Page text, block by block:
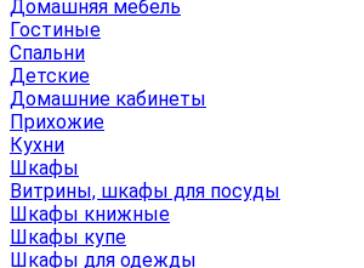
Домашняя мебель
Гостиные
Спальни
Детские
Домашние кабинеты
Прихожие
Кухни
Шкафы
Витрины, шкафы для посуды
Шкафы книжные
Шкафы купе
Шкафы для одежды